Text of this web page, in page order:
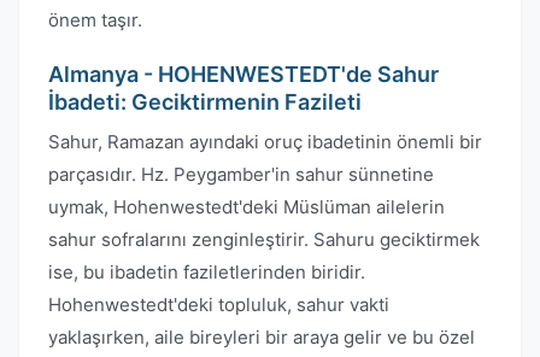
önem taşır.
Almanya - HOHENWESTEDT'de Sahur
İbadeti: Geciktirmenin Fazileti
Sahur, Ramazan ayındaki oruç ibadetinin önemli bir
parçasıdır. Hz. Peygamber'in sahur sünnetine
uymak, Hohenwestedt'deki Müslüman ailelerin
sahur sofralarını zenginleştirir. Sahuru geciktirmek
ise, bu ibadetin faziletlerinden biridir.
Hohenwestedt'deki topluluk, sahur vakti
yaklaşırken, aile bireyleri bir araya gelir ve bu özel